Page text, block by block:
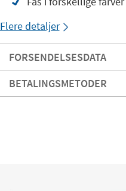
Flere detaljer
FORSENDELSESDATA
BETALINGSMETODER